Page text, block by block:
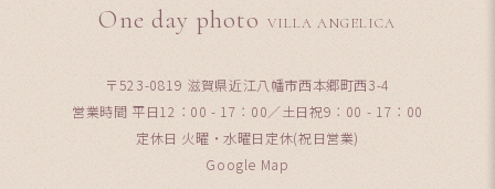
One day photo VILLA ANGELICA
〒523-0819 滋賀県近江八幡市西本郷町西3-4
営業時間 平日12：00 - 17：00／土日祝9：00 - 17：00
定休日 火曜・水曜日定休(祝日営業)
Google Map